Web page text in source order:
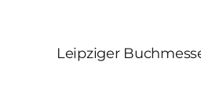
Leipziger